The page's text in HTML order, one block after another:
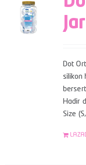
Dot
silikon
Hadir
Size